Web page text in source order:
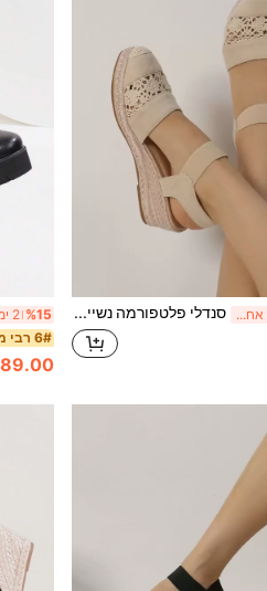
2 ימים אחרונים סנדלי פלטפורמה נשיים אופנתיים בצבע בז', רשת נושמת, חבל, ללא שרוכים, עם עקב וודג' %15
6# רבי מכר